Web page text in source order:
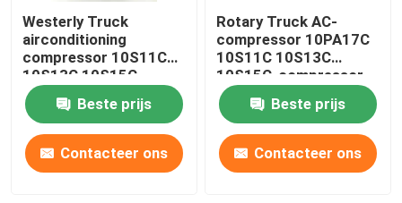
Westerly Truck
airconditioning
compressor 10S11C
10S13C 10S15C
10PA17C
Beste prijs
Contacteer ons
Rotary Truck AC-
compressor 10PA17C
10S11C 10S13C
10S15C-compressor
Beste prijs
Contacteer ons